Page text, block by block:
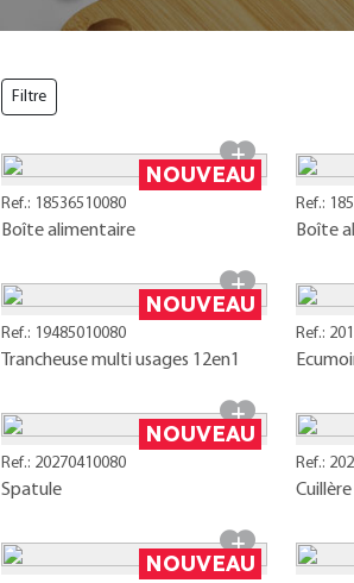
Filtre
NOUVEAU
Ref.: 18536510080
Boîte alimentaire
Ref.:
Boîte
NOUVEAU
Ref.: 19485010080
Trancheuse multi usages 12en1
Ref.:
NOUVEAU
Ref.: 20270410080
Spatule
Ref.:
Cuillère
NOUVEAU